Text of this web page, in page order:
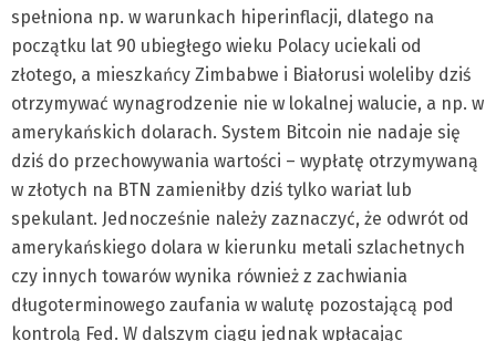
spełniona np. w warunkach hiperinflacji, dlatego na
początku lat 90 ubiegłego wieku Polacy uciekali od
złotego, a mieszkańcy Zimbabwe i Białorusi woleliby dziś
otrzymywać wynagrodzenie nie w lokalnej walucie, a np. w
amerykańskich dolarach. System Bitcoin nie nadaje się
dziś do przechowywania wartości – wypłatę otrzymywaną
w złotych na BTN zamieniłby dziś tylko wariat lub
spekulant. Jednocześnie należy zaznaczyć, że odwrót od
amerykańskiego dolara w kierunku metali szlachetnych
czy innych towarów wynika również z zachwiania
długoterminowego zaufania w walutę pozostającą pod
kontrolą Fed. W dalszym ciągu jednak wpłacając